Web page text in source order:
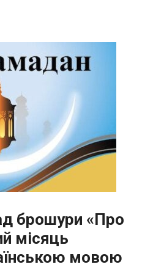
брошури «Про
місяць
мовою